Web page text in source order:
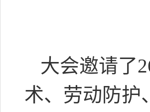
大会邀请了
术、劳动防护